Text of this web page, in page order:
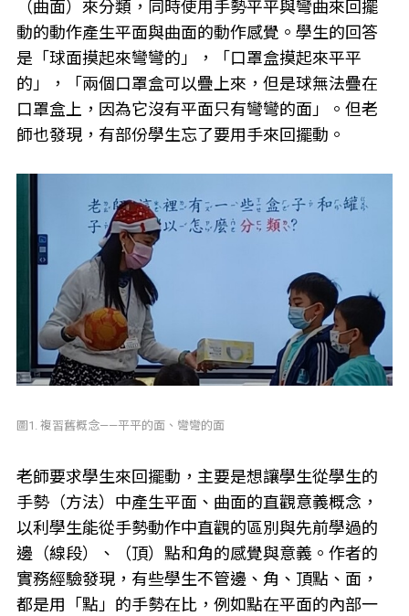
（曲面）來分類，同時使用手勢平平與彎曲來回擺
動的動作產生平面與曲面的動作感覺。學生的回答
是「球面摸起來彎彎的」，「口罩盒摸起來平平
的」，「兩個口罩盒可以疊上來，但是球無法疊在
口罩盒上，因為它沒有平面只有彎彎的面」。但老
師也發現，有部份學生忘了要用手來回擺動。
圖1. 複習舊概念——平平的面、彎彎的面
老師要求學生來回擺動，主要是想讓學生從學生的
手勢（方法）中產生平面、曲面的直觀意義概念，
以利學生能從手勢動作中直觀的區別與先前學過的
邊（線段）、（頂）點和角的感覺與意義。作者的
實務經驗發現，有些學生不管邊、角、頂點、面，
都是用「點」的手勢在比，例如點在平面的內部一